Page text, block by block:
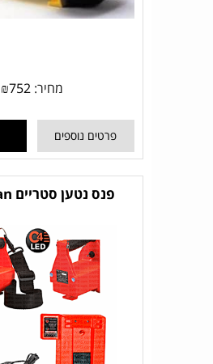
מחיר: ₪752
פרטים נוספים
פנס נטען סטריים fire vulcan